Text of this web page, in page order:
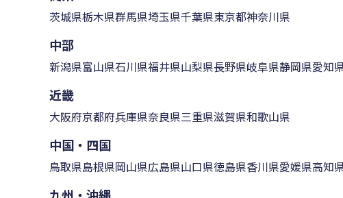
茨城県栃木県群馬県埼玉県千葉県東京都神奈川県
中部
新潟県富山県石川県福井県山梨県長野県岐阜県静岡県愛知
近畿
大阪府京都府兵庫県奈良県三重県滋賀県和歌山県
中国・四国
鳥取県島根県岡山県広島県山口県徳島県香川県愛媛県高知